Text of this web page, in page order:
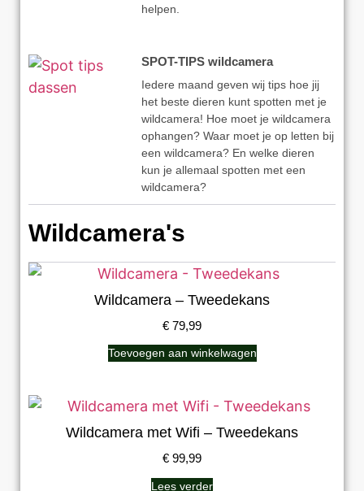
helpen.
SPOT-TIPS wildcamera
Iedere maand geven wij tips hoe jij
het beste dieren kunt spotten met je
wildcamera! Hoe moet je wildcamera
ophangen? Waar moet je op letten bij
een wildcamera? En welke dieren
kun je allemaal spotten met een
wildcamera?
Wildcamera's
Wildcamera – Tweedekans
€ 79,99
Toevoegen aan winkelwagen
Wildcamera met Wifi – Tweedekans
€ 99,99
Lees verder